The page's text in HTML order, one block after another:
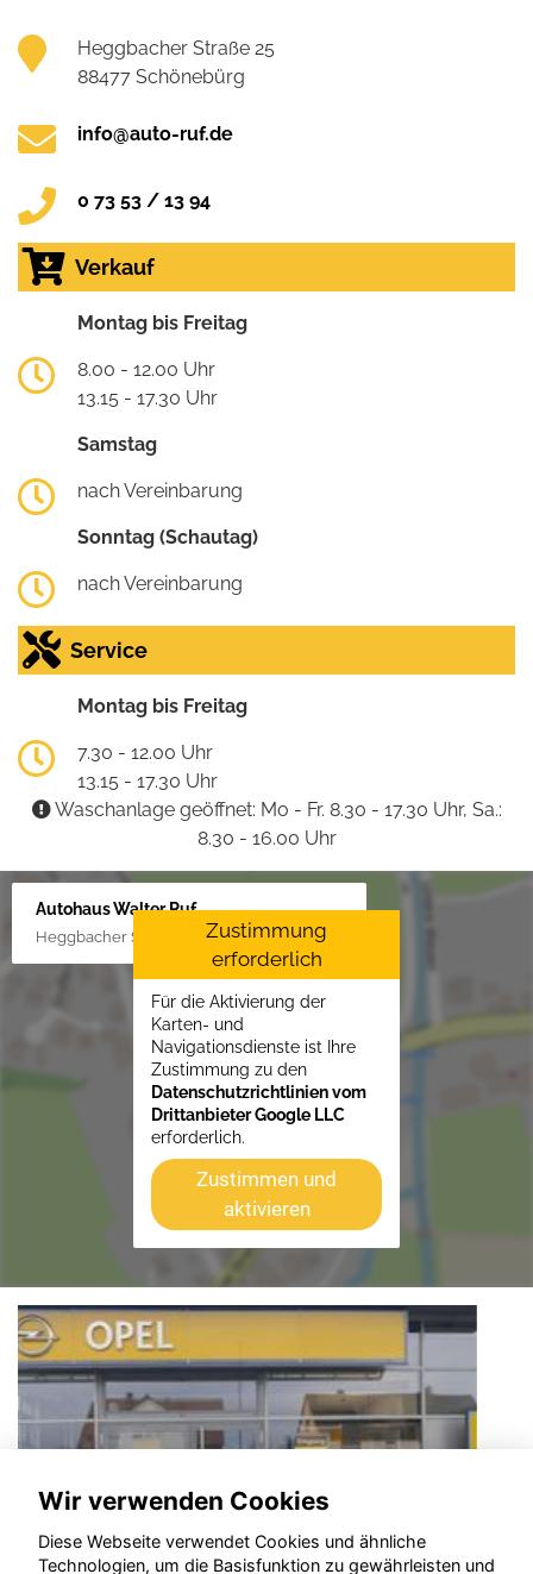
Heggbacher Straße 25
88477 Schönebürg
info@auto-ruf.de
0 73 53 / 13 94
Verkauf
Montag bis Freitag
8.00 - 12.00 Uhr
13.15 - 17.30 Uhr
Samstag
nach Vereinbarung
Sonntag (Schautag)
nach Vereinbarung
Service
Montag bis Freitag
7.30 - 12.00 Uhr
13.15 - 17.30 Uhr
Waschanlage geöffnet: Mo - Fr. 8.30 - 17.30 Uhr, Sa.:
8.30 - 16.00 Uhr
Autohaus Walter Ruf
Heggbacher Straße 25, 88477 Schönebürg
Zustimmung
erforderlich
Für die Aktivierung der
Karten- und
Navigationsdienste ist Ihre
Zustimmung zu den
Datenschutzrichtlinien vom
Drittanbieter Google LLC
erforderlich.
Zustimmen und
aktivieren
Wir verwenden Cookies
Diese Webseite verwendet Cookies und ähnliche
Technologien, um die Basisfunktion zu gewährleisten und